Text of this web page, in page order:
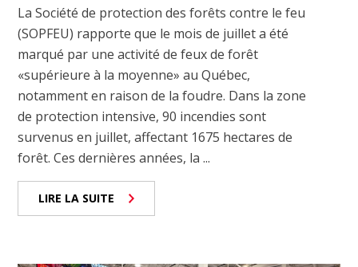
La Société de protection des forêts contre le feu
(SOPFEU) rapporte que le mois de juillet a été
marqué par une activité de feux de forêt
«supérieure à la moyenne» au Québec,
notamment en raison de la foudre. Dans la zone
de protection intensive, 90 incendies sont
survenus en juillet, affectant 1675 hectares de
forêt. Ces dernières années, la ...
LIRE LA SUITE